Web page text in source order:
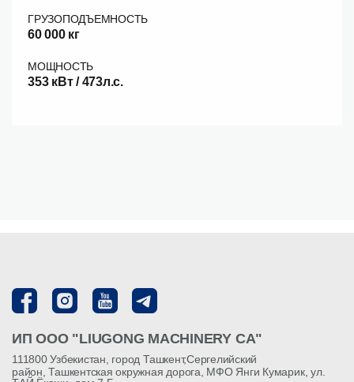
ГРУЗОПОДЪЕМНОСТЬ
60 000 кг
МОЩНОСТЬ
353 кВт / 473л.с.
ИП ООО "LIUGONG MACHINERY CA"
111800 Узбекистан, город Ташкент,Сергелийский
район, Ташкентская окружная дорога, МФО Янги Кумарик, ул.